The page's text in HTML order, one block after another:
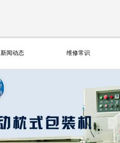
新闻动态 维修常识